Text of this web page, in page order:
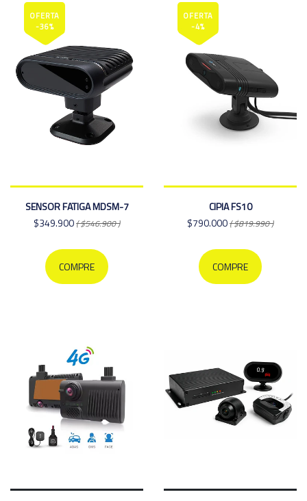
OFERTA
-36%
SENSOR FATIGA MDSM-7
$349.900( $546.900 )
COMPRE
OFERTA
-4%
CIPIA FS10
$790.000( $819.990 )
COMPRE